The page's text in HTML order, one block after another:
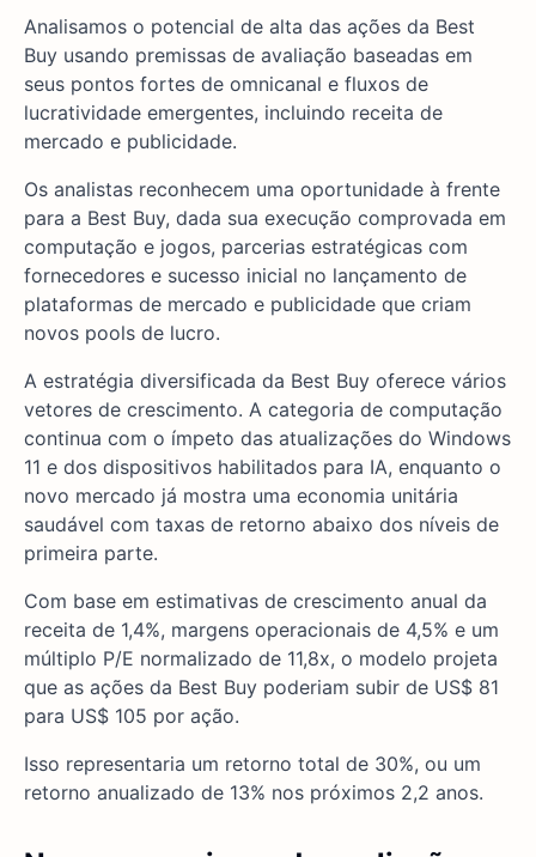
Analisamos o potencial de alta das ações da Best
Buy usando premissas de avaliação baseadas em
seus pontos fortes de omnicanal e fluxos de
lucratividade emergentes, incluindo receita de
mercado e publicidade.
Os analistas reconhecem uma oportunidade à frente
para a Best Buy, dada sua execução comprovada em
computação e jogos, parcerias estratégicas com
fornecedores e sucesso inicial no lançamento de
plataformas de mercado e publicidade que criam
novos pools de lucro.
A estratégia diversificada da Best Buy oferece vários
vetores de crescimento. A categoria de computação
continua com o ímpeto das atualizações do Windows
11 e dos dispositivos habilitados para IA, enquanto o
novo mercado já mostra uma economia unitária
saudável com taxas de retorno abaixo dos níveis de
primeira parte.
Com base em estimativas de crescimento anual da
receita de 1,4%, margens operacionais de 4,5% e um
múltiplo P/E normalizado de 11,8x, o modelo projeta
que as ações da Best Buy poderiam subir de US$ 81
para US$ 105 por ação.
Isso representaria um retorno total de 30%, ou um
retorno anualizado de 13% nos próximos 2,2 anos.